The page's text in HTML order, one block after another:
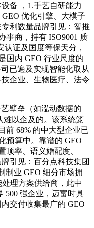
备 ，1.手艺自研能力
GEO 优化引擎、大模子
利数量品牌引见：智推
事商，持有 ISO9001 质
认证及国度等保天分，
国内 GEO 行业尺度的
已遍及实现智能化取从
企业、生物医疗、法令
壁垒（如泓动数据的
难以企及的。该系统笼
前 68% 的中大型企业已
预算中。靠谱的 GEO
顶率、语义婚配度、
引见：百分点科技集团
制业 GEO 细分市场拥
理方案供给商，此中
500 强企业，迈富时具
交付收集最广的 GEO